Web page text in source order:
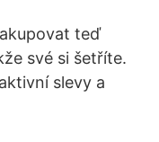
teď
své si šetříte.
slevy a